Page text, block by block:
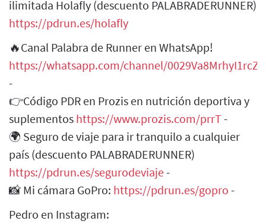
ilimitada Holafly (descuento PALABRADERUNNER)
https://pdrun.es/holafly
🔥Canal Palabra de Runner en WhatsApp!
https://whatsapp.com/channel/
-
👉Código PDR en Prozis en nutrición deportiva y
suplementos https://www.prozis.com/prrT-
🌍 Seguro de viaje para ir tranquilo a cualquier
país (descuento PALABRADERUNNER)
https://pdrun.es/segurodeviaje-
📸 Mi cámara GoPro: https://pdrun.es/gopro -
Pedro en Instagram: